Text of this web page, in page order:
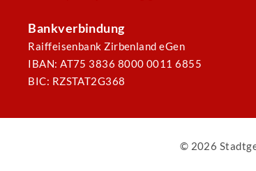
Bankverbindung
Raiffeisenbank Zirbenland eGen
IBAN: AT75 3836 8000 0011 6855
BIC: RZSTAT2G368
© 2026